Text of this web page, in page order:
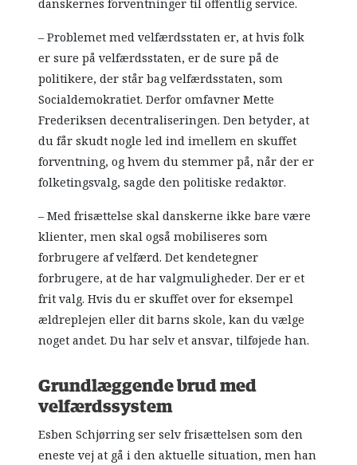
danskernes forventninger til offentlig service.
– Problemet med velfærdsstaten er, at hvis folk
er sure på velfærdsstaten, er de sure på de
politikere, der står bag velfærdsstaten, som
Socialdemokratiet. Derfor omfavner Mette
Frederiksen decentraliseringen. Den betyder, at
du får skudt nogle led ind imellem en skuffet
forventning, og hvem du stemmer på, når der er
folketingsvalg, sagde den politiske redaktør.
– Med frisættelse skal danskerne ikke bare være
klienter, men skal også mobiliseres som
forbrugere af velfærd. Det kendetegner
forbrugere, at de har valgmuligheder. Der er et
frit valg. Hvis du er skuffet over for eksempel
ældreplejen eller dit barns skole, kan du vælge
noget andet. Du har selv et ansvar, tilføjede han.
Grundlæggende brud med
velfærdssystem
Esben Schjørring ser selv frisættelsen som den
eneste vej at gå i den aktuelle situation, men han